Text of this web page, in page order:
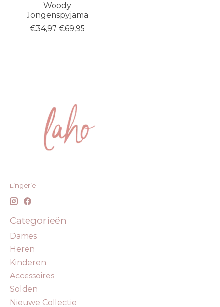
Woody
Jongenspyjama
€34,97 €69,95
Lingerie
Categorieën
Dames
Heren
Kinderen
Accessoires
Solden
Nieuwe Collectie